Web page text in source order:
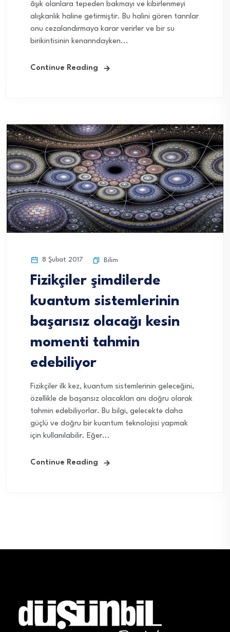
âşık olanlara tepeden bakmayı ve kibirlenmeyi
alışkanlık haline getirmiştir. Bu halini gören tanrılar
onu cezalandırmaya karar verirler ve bir su
birikintisinin kenarındayken...
Continue Reading
8 Şubat 2017 Bilim
Fizikçiler şimdilerde
kuantum sistemlerinin
başarısız olacağı kesin
momenti tahmin
edebiliyor
Fizikçiler ilk kez, kuantum sistemlerinin geleceğini,
özellikle de başarısız olacakları anı doğru olarak
tahmin edebiliyorlar. Bu bilgi, gelecekte daha
güçlü ve doğru bir kuantum teknolojisi yapmak
için kullanılabilir. Eğer...
Continue Reading